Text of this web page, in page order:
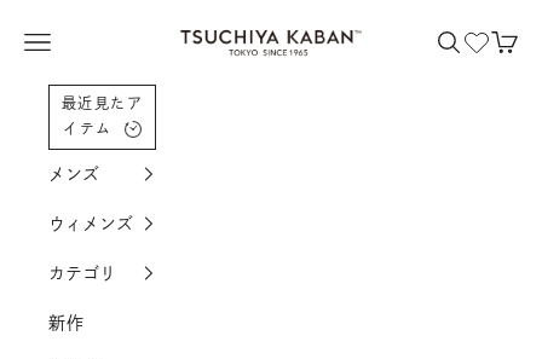
土屋鞄製造所
メニューを開く 検索を開く
カー
最近見たア
イテム
メンズ
ウィメンズ
カテゴリ
新作